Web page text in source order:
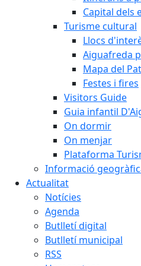
Capital dels
Turisme cultural
Llocs
Aiguafreda
Mapa del
Festes i fires
Visitors Guide
Guia infantil
On dormir
On menjar
Plataforma
Informació
Actualitat
Notícies
Agenda
Butlletí digital
Butlletí municipal
RSS